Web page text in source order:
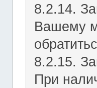
8.2.14.
Вашему
8.2.15.
При